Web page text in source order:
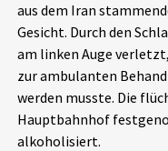
Schlaglichter
Phänomene
Aktuelles
aus dem Iran
Gesicht. Durch den
am linken Auge
zur ambulanten
werden musste. Die
Hauptbahnhof
alkoholisiert.